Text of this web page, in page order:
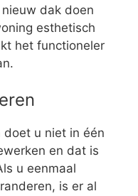
dak doen
esthetisch
het functioneler
doet u niet in één
en dat is
u eenmaal
is er al